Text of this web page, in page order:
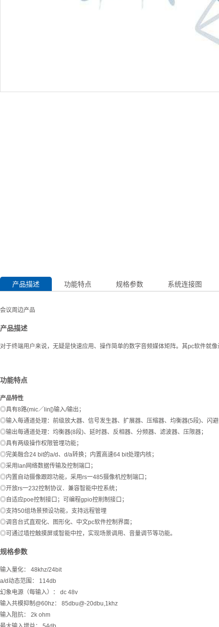
产品描述 功能特点 规格参数 系统连接图
会议周边产品
产品描述
对于终端用户来说，无疑是快速应用、操作简单的数字音频媒体矩阵。其pc软件就
功能特点
产品特性
◎具有8路(mic／lin[)输入/输出；
◎输入每通道处理：前级放大器、信号发生器、扩展器、压缩器、均衡器(5段)、闪
◎输出每通道处理：均衡器(8段)、延时器、反相器、分频器、滤波器、压限器；
◎具有两级操作权限管埋功能；
◎完美融合24 bit的a/d、d/a转换；内置高速64 bit处理内核；
◎采用lan网络数据传输及控制端口；
◎内置自动摄像跟踪功能，采用rs一485摄像机控制端口；
◎开放rs一232控制协议．兼容智能中控系统；
◎自适应poe控制接口；可编程gpio控削制接口；
◎支持50组场景预设功能，支持远程管埋
◎调音台式直观化、图形化、中文pc软件控制界面；
◎可通过墙控触摸屏或智能中控，实现场景调用、音量调节等功能。
规格参数
输入量化： 48khz/24bit
a/d动态范围： 114db
幻象电源（每输入）： dc 48v
输入共模抑制@60hz： 85dbu@-20dbu,1khz
输入阻抗： 2k ohm